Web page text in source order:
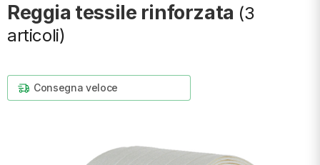
Reggia tessile rinforzata (3
articoli)
Consegna veloce